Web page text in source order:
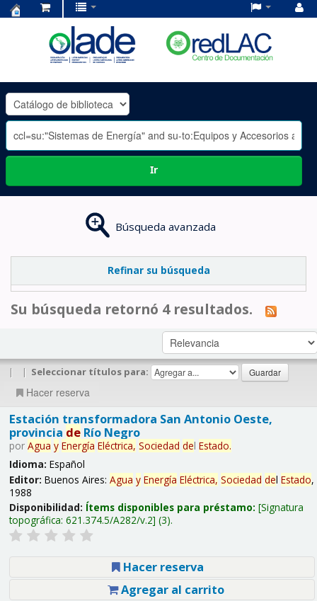
OLADE
-
Ir
Búsqueda avanzada
Refinar su búsqueda
Su búsqueda retornó 4 resultados.
| | Seleccionar títulos para:
Hacer reserva
Estación transformadora San Antonio Oeste,
provincia deRío Negro
por Agua y Energía Eléctrica, Sociedad del Estado.
Idioma: Español
Editor: Buenos Aires: Agua y Energía Eléctrica, Sociedad del Estado,
1988
Disponibilidad: Ítems disponibles para préstamo: Signatura
topográfica: 621.374.5/A282/v.2 (3).
Hacer reserva
Agregar al carrito